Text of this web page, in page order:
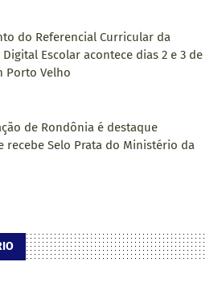
do Referencial Curricular da
Digital Escolar acontece dias 2 e 3 de
Porto Velho
de Rondônia é destaque
recebe Selo Prata do Ministério da